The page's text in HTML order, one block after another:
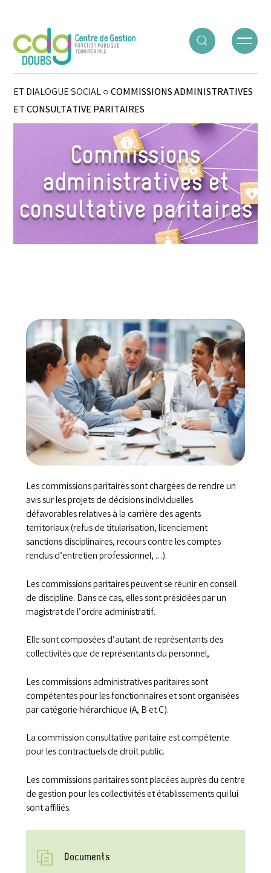
ACCUEIL○GÉRER LES RH○INSTANCES DE CONSULTATION
ET DIALOGUE SOCIAL○COMMISSIONS ADMINISTRATIVES
ET CONSULTATIVE PARITAIRES
Commissions
administratives et
consultative paritaires
Les commissions paritaires sont chargées de rendre un
avis sur les projets de décisions individuelles
défavorables relatives à la carrière des agents
territoriaux (refus de titularisation, licenciement
sanctions disciplinaires, recours contre les comptes-
rendus d’entretien professionnel, …).
Les commissions paritaires peuvent se réunir en conseil
de discipline. Dans ce cas, elles sont présidées par un
magistrat de l’ordre administratif.
Elle sont composées d’autant de représentants des
collectivités que de représentants du personnel,
Les commissions administratives paritaires sont
compétentes pour les fonctionnaires et sont organisées
par catégorie hiérarchique (A, B et C).
La commission consultative paritaire est compétente
pour les contractuels de droit public.
Les commissions paritaires sont placées auprès du centre
de gestion pour les collectivités et établissements qui lui
sont affiliés.
Documents